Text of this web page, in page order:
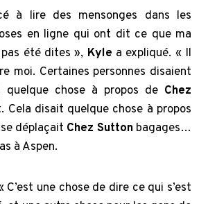
à lire des mensonges dans les
en ligne qui ont dit ce que ma
été dites », Kyle a expliqué. « Il
moi. Certaines personnes disaient
quelque chose à propos de Chez
Cela disait quelque chose à propos
déplaçait Chez Suttonbagages…
à Aspen.
C’est une chose de dire ce qui s’est